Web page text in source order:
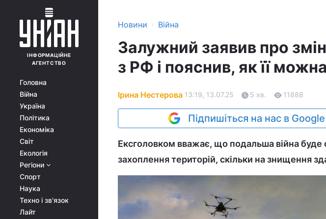
ІНФОРМАЦІЙНЕ
АГЕНТСТВО
Головна
Війна
Україна
Політика
Економіка
Світ
Екологія
Регіони
Спорт
Наука
Техно і зв'язок
Лайт
Новини › Війна
Залужний заявив про
з РФ і пояснив, як її
Ірина Нестерова 13:19, 13.07.25 5 хв. 11888
Підпишіться на нас в Google
Ексголовком вважає, що подальша війна буде
захоплення територій, скільки на знищення